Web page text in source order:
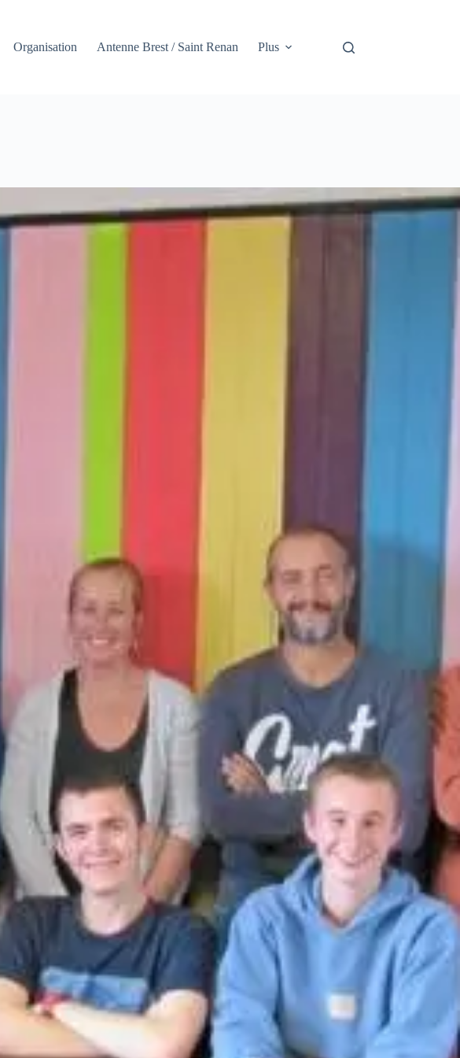
Organisation Antenne Brest / Saint Renan Plus